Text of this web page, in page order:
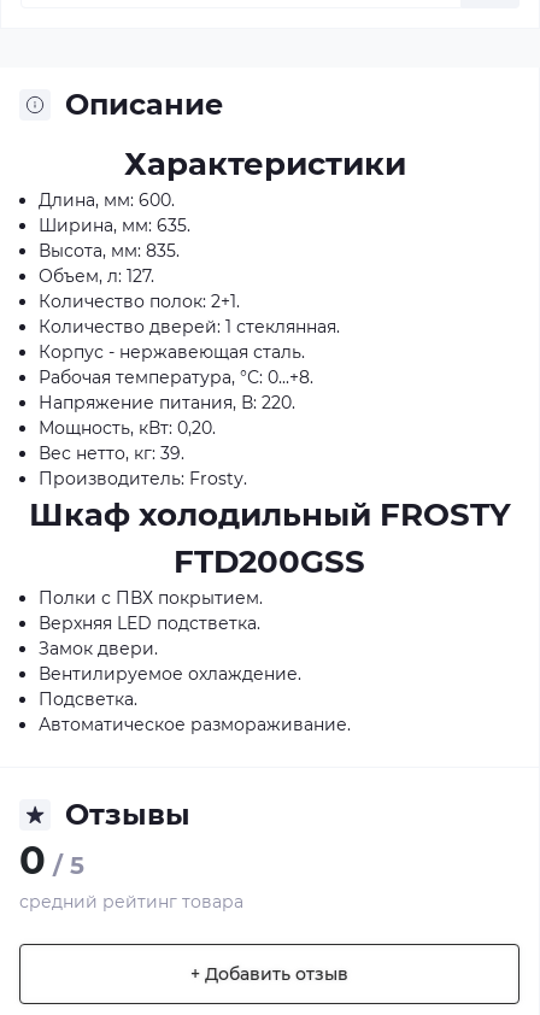
Описание
Характеристики
Длина, мм: 600.
Ширина, мм: 635.
Высота, мм: 835.
Объем, л: 127.
Количество полок: 2+1.
Количество дверей: 1 стеклянная.
Корпус - нержавеющая сталь.
Рабочая температура, °С: 0...+8.
Напряжение питания, В: 220.
Мощность, кВт: 0,20.
Вес нетто, кг: 39.
Производитель: Frostу.
Шкаф холодильный FROSTY
FTD200GSS
Полки с ПВХ покрытием.
Верхняя LED подстветка.
Замок двери.
Вентилируемое охлаждение.
Подсветка.
Автоматическое размораживание.
Отзывы
0 / 5
средний рейтинг товара
+ Добавить отзыв